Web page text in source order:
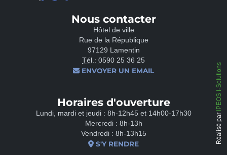
Nous contacter
Hôtel de ville
Rue de la République
97129 Lamentin
Tél.: 0590 25 36 25
ENVOYER UN EMAIL
Horaires d'ouverture
Lundi, mardi et jeudi : 8h-12h45 et 14h00-17h30
Mercredi : 8h-13h
Vendredi : 8h-13h15
S'Y RENDRE Réalisé par
IPEOS I-Solutions